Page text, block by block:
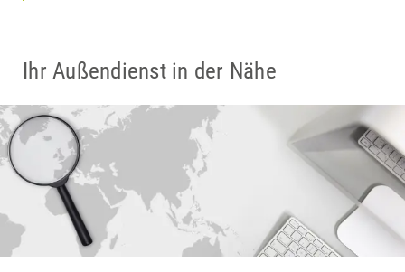
Ihr Außendienst in der Nähe